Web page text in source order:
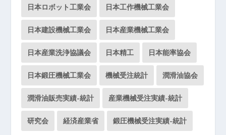
日本ロボット工業会 日本工作機械工業会
日本建設機械工業会 日本産業機械工業会
日本産業洗浄協議会 日本精工 日本能率協会
日本鍛圧機械工業会 機械受注統計 潤滑油協会
潤滑油販売実績-統計 産業機械受注実績-統計
研究会 経済産業省 鍛圧機械受注実績-統計